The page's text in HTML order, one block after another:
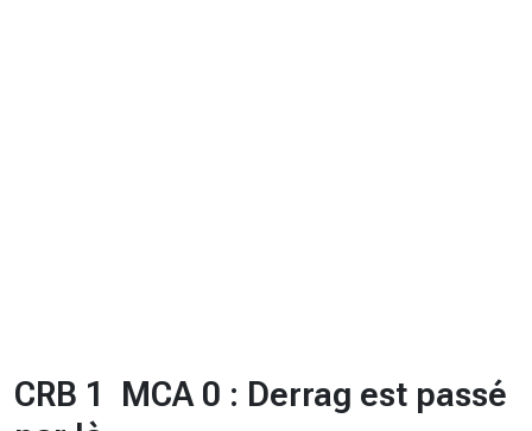
CRB 1  MCA 0 : Derrag est passé